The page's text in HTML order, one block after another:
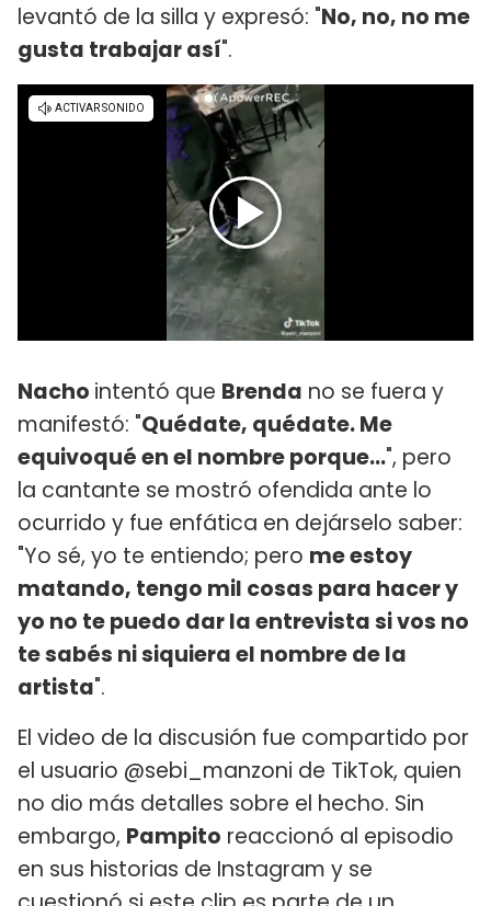
levantó de la silla y expresó: "No, no, no me
gusta trabajar así".
Nacho intentó que Brenda no se fuera y
manifestó: "Quédate, quédate. Me
equivoqué en el nombre porque...", pero
la cantante se mostró ofendida ante lo
ocurrido y fue enfática en dejárselo saber:
"Yo sé, yo te entiendo; pero me estoy
matando, tengo mil cosas para hacer y
yo no te puedo dar la entrevista si vos no
te sabés ni siquiera el nombre de la
artista".
El video de la discusión fue compartido por
el usuario @sebi_manzoni de TikTok, quien
no dio más detalles sobre el hecho. Sin
embargo, Pampito reaccionó al episodio
en sus historias de Instagram y se